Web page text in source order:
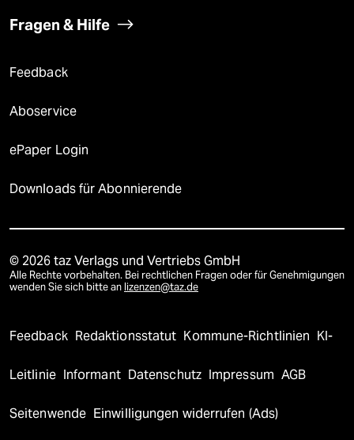
Fragen & Hilfe
Feedback
Aboservice
ePaper Login
Downloads für Abonnierende
© 2026 taz Verlags und Vertriebs GmbH
Alle Rechte vorbehalten. Bei rechtlichen Fragen oder für Genehmigungen
wenden Sie sich bitte an lizenzen@taz.de
Feedback Redaktionsstatut Kommune-Richtlinien KI-
Leitlinie Informant Datenschutz Impressum AGB
Seitenwende Einwilligungen widerrufen (Ads)